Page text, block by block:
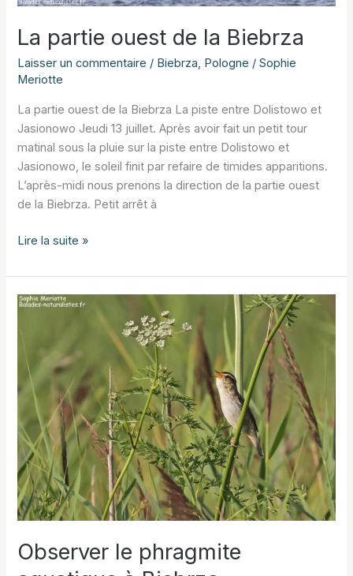
La partie ouest de la Biebrza
Laisser un commentaire / Biebrza, Pologne /Sophie
Meriotte
La partie ouest de la Biebrza La piste entre Dolistowo et
Jasionowo Jeudi 13 juillet. Après avoir fait un petit tour
matinal sous la pluie sur la piste entre Dolistowo et
Jasionowo, le soleil finit par refaire de timides apparitions.
L’après-midi nous prenons la direction de la partie ouest
de la Biebrza. Petit arrêt à
La
ouest
de
Biebrza
Lire la suite »
Observer le phragmite